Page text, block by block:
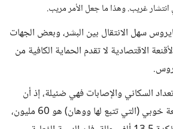
انتشار غريب. وهذا ما جعل الأمر مريب.
سهل الانتقال بين البشر، وبعض الجهات
الاقتصادية لا تقدم الحماية الكافية من
السكاني والإصابات فهي ضئيلة، إذ أن
تعداد سكان مقاطعة خوبي (التي تتبع لها ووهان) هو 60 مليون،